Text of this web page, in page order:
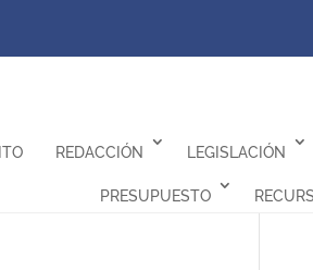
REDACCIÓN LEGISLACIÓN
PRESUPUESTO